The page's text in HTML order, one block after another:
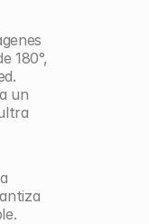
180°,
un